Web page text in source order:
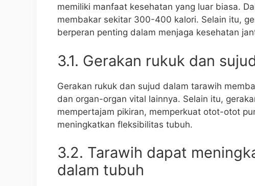
memiliki manfaat kesehatan yang luar biasa.
membakar sekitar 300-400 kalori. Selain itu,
berperan penting dalam menjaga kesehatan
3.1. Gerakan rukuk dan
Gerakan rukuk dan sujud dalam tarawih
dan organ-organ vital lainnya. Selain itu,
mempertajam pikiran, memperkuat otot-otot
meningkatkan fleksibilitas tubuh.
3.2. Tarawih dapat
dalam tubuh